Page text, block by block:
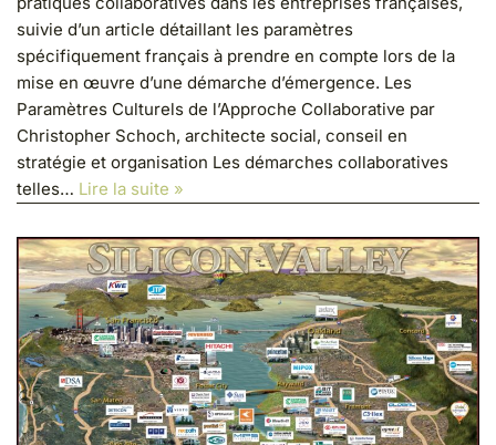
suivie d’un article détaillant les paramètres
spécifiquement français à prendre en compte lors de la
mise en œuvre d’une démarche d’émergence. Les
Paramètres Culturels de l’Approche Collaborative par
Christopher Schoch, architecte social, conseil en
stratégie et organisation Les démarches collaboratives
telles… Lire la suite »